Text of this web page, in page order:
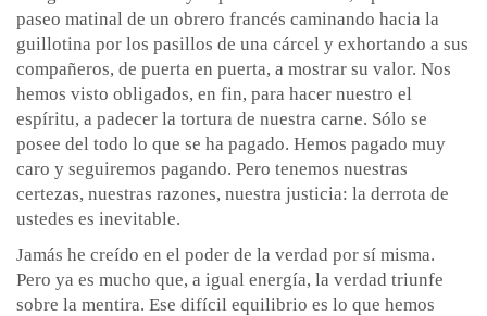
paseo matinal de un obrero francés caminando hacia la
guillotina por los pasillos de una cárcel y exhortando a sus
compañeros, de puerta en puerta, a mostrar su valor. Nos
hemos visto obligados, en fin, para hacer nuestro el
espíritu, a padecer la tortura de nuestra carne. Sólo se
posee del todo lo que se ha pagado. Hemos pagado muy
caro y seguiremos pagando. Pero tenemos nuestras
certezas, nuestras razones, nuestra justicia: la derrota de
ustedes es inevitable.
Jamás he creído en el poder de la verdad por sí misma.
Pero ya es mucho que, a igual energía, la verdad triunfe
sobre la mentira. Ese difícil equilibrio es lo que hemos